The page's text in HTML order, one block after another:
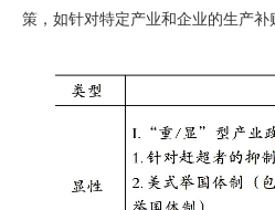
策，如针对特定产业和企业的生产补